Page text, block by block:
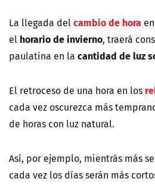
La llegada delcambio de hora
el horario de invierno, traerá
paulatina en la cantidad de luz
El retroceso de una hora en los
cada vez oscurezca más
de horas con luz natural.
Así, por ejemplo, mientrás más
cada vez los días serán más